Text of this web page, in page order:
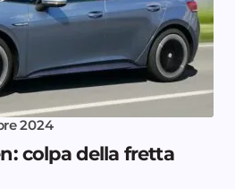
2024
colpa della fretta